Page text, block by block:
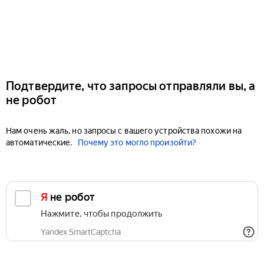
Подтвердите, что запросы отправляли вы, а
не робот
Нам очень жаль, но запросы с вашего устройства похожи на
автоматические.
Почему это могло произойти?
Я не робот
Нажмите, чтобы продолжить
Yandex SmartCaptcha